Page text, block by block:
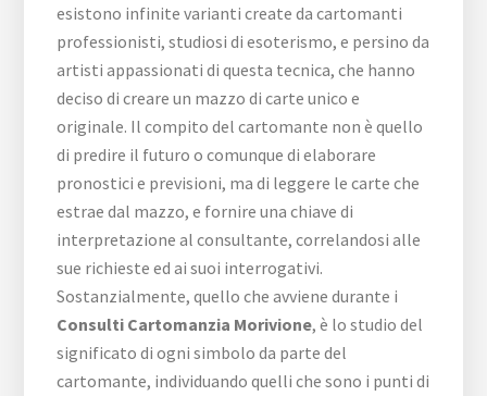
esistono infinite varianti create da cartomanti
professionisti, studiosi di esoterismo, e persino da
artisti appassionati di questa tecnica, che hanno
deciso di creare un mazzo di carte unico e
originale. Il compito del cartomante non è quello
di predire il futuro o comunque di elaborare
pronostici e previsioni, ma di leggere le carte che
estrae dal mazzo, e fornire una chiave di
interpretazione al consultante, correlandosi alle
sue richieste ed ai suoi interrogativi.
Sostanzialmente, quello che avviene durante i
Consulti Cartomanzia Morivione, è lo studio del
significato di ogni simbolo da parte del
cartomante, individuando quelli che sono i punti di